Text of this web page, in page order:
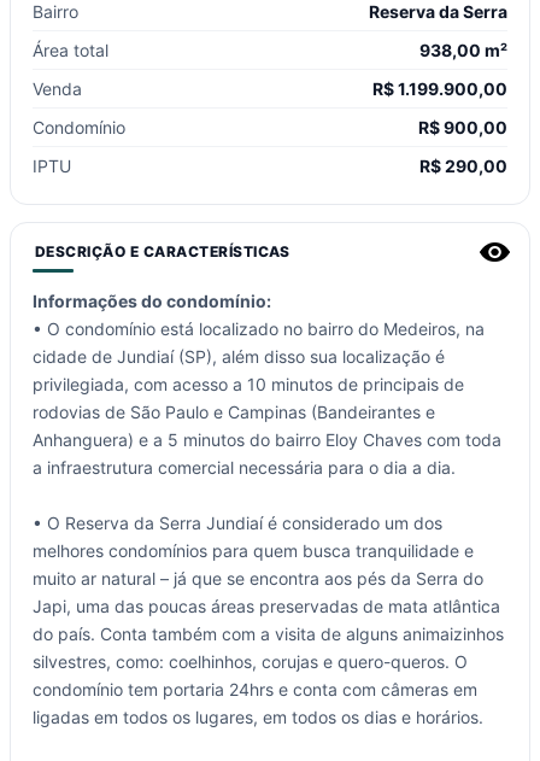
Bairro
Reserva da Serra
Área total
938,00 m²
Venda
R$1.199.900,00
Condomínio
R$900,00
IPTU
R$290,00
DESCRIÇÃO E CARACTERÍSTICAS
Informações do condomínio:
• O condomínio está localizado no bairro do Medeiros, na
cidade de Jundiaí (SP), além disso sua localização é
privilegiada, com acesso a 10 minutos de principais de
rodovias de São Paulo e Campinas (Bandeirantes e
Anhanguera) e a 5 minutos do bairro Eloy Chaves com toda
a infraestrutura comercial necessária para o dia a dia.
• O Reserva da Serra Jundiaí é considerado um dos
melhores condomínios para quem busca tranquilidade e
muito ar natural – já que se encontra aos pés da Serra do
Japi, uma das poucas áreas preservadas de mata atlântica
do país. Conta também com a visita de alguns animaizinhos
silvestres, como: coelhinhos, corujas e quero-queros. O
condomínio tem portaria 24hrs e conta com câmeras em
ligadas em todos os lugares, em todos os dias e horários.